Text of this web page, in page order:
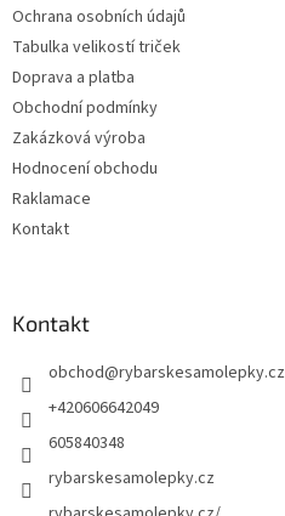
Ochrana osobních údajů
Tabulka velikostí triček
Doprava a platba
Obchodní podmínky
Zakázková výroba
Hodnocení obchodu
Raklamace
Kontakt
Kontakt
obchod@rybarskesamolepky.cz
+420606642049
605840348
rybarskesamolepky.cz